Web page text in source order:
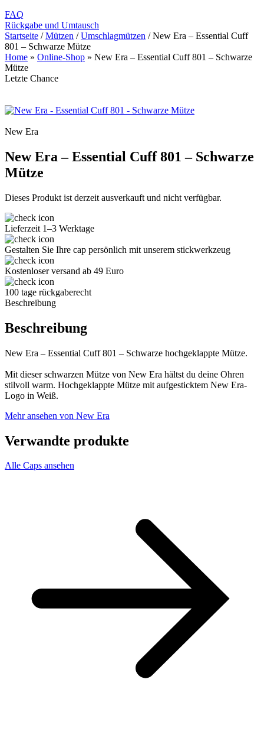
FAQ
Rückgabe und Umtausch
Startseite / Mützen / Umschlagmützen / New Era – Essential Cuff
801 – Schwarze Mütze
Home » Online-Shop » New Era – Essential Cuff 801 – Schwarze
Mütze
Letzte Chance
New Era
New Era – Essential Cuff 801 – Schwarze
Mütze
Dieses Produkt ist derzeit ausverkauft und nicht verfügbar.
Lieferzeit 1–3 Werktage
Gestalten Sie Ihre cap persönlich mit unserem stickwerkzeug
Kostenloser versand ab 49 Euro
100 tage rückgaberecht
Beschreibung
Beschreibung
New Era – Essential Cuff 801 – Schwarze hochgeklappte Mütze.
Mit dieser schwarzen Mütze von New Era hältst du deine Ohren
stilvoll warm. Hochgeklappte Mütze mit aufgesticktem New Era-
Logo in Weiß.
Mehr ansehen von New Era
Verwandte produkte
Alle Caps ansehen